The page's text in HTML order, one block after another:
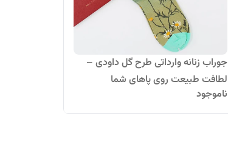
جوراب زنانه وارداتی طرح گل داودی –
لطافت طبیعت روی پاهای شما
ناموجود